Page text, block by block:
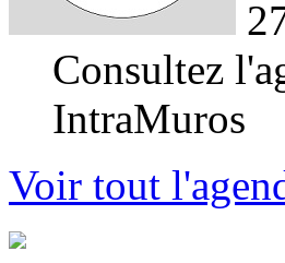
Consultez
IntraMuros
Voir tout